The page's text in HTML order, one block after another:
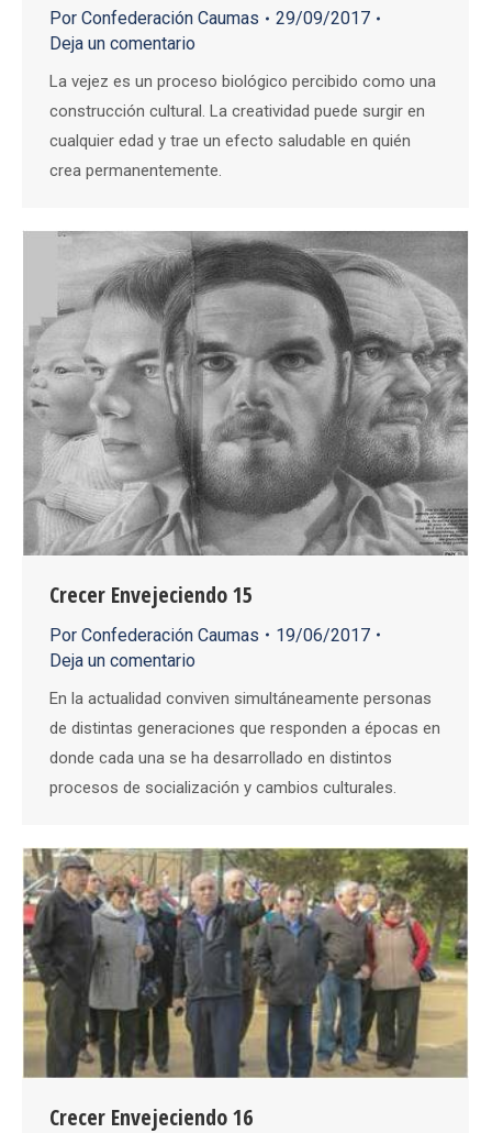
Por Confederación Caumas
29/09/2017
Deja un comentario
La vejez es un proceso biológico percibido como una
construcción cultural. La creatividad puede surgir en
cualquier edad y trae un efecto saludable en quién
crea permanentemente.
Crecer Envejeciendo 15
Por Confederación Caumas
19/06/2017
Deja un comentario
En la actualidad conviven simultáneamente personas
de distintas generaciones que responden a épocas en
donde cada una se ha desarrollado en distintos
procesos de socialización y cambios culturales.
Crecer Envejeciendo 16